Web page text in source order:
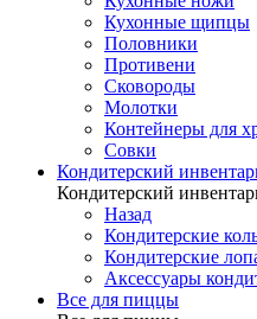
Кухонные щипцы
Половники
Противени
Сковороды
Молотки
Контейнеры для
Совки
Кондитерский
Кондитерский
Назад
Кондитерские
Кондитерские
Аксессуары
Все для пиццы